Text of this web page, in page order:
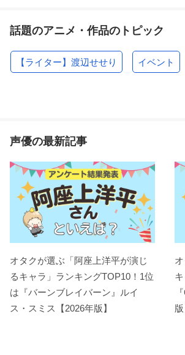
話題のアニメ・作品のトピック
【ライター】渡辺せせり イベント
声優の最新記事
オタクが選ぶ「阿座上洋平が演じ
るキャラ」ランキングTOP10！1位
は『バーンブレイバーン』ルイ
ス・スミス【2026年版】
版